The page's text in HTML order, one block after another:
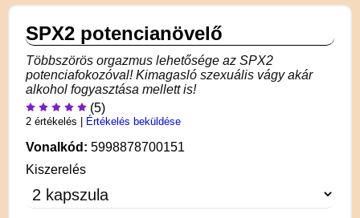
SPX2 potencianövelő
Többszörös orgazmus lehetősége az SPX2
potenciafokozóval! Kimagasló szexuális vágy akár
alkohol fogyasztása mellett is!
(5)
2 értékelés Értékelés beküldése
Vonalkód: 5998878700151
Kiszerelés